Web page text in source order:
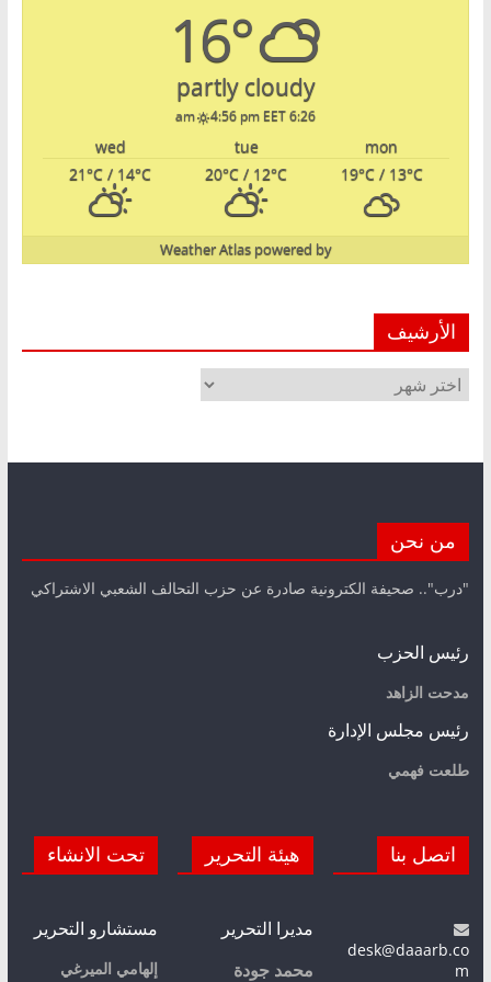
16°
partly cloudy
6:26 am
4:56 pm EET
mon
tue
wed
19°C/ 13°C
20°C / 12°C
21°C / 14°C
powered by
Weather Atlas
الأرشيف
الأرشيف
من نحن
"درب".. صحيفة الكترونية صادرة عن حزب التحالف الشعبي الاشتراكي
رئيس الحزب
مدحت الزاهد
رئيس مجلس الإدارة
طلعت فهمي
اتصل بنا
desk@daaarb.co
m
هيئة التحرير
مديرا التحرير
محمد جودة
تحت الانشاء
مستشارو التحرير
إلهامي الميرغي